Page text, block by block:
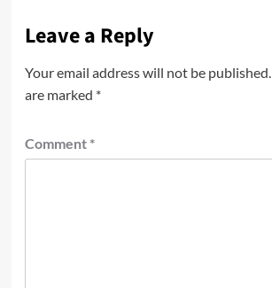
Leave a Reply
Your email address will not be published.
are marked *
Comment *